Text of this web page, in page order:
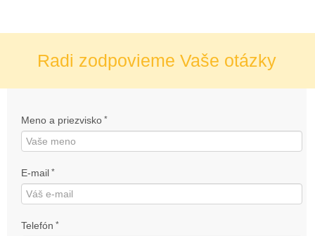
Radi zodpovieme Vaše otázky
Meno a priezvisko *
E-mail *
Telefón *